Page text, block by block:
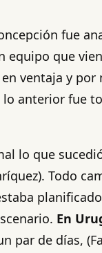
fue
que
ventaja y
lo anterior fue
lo que
Todo
En
par de días,